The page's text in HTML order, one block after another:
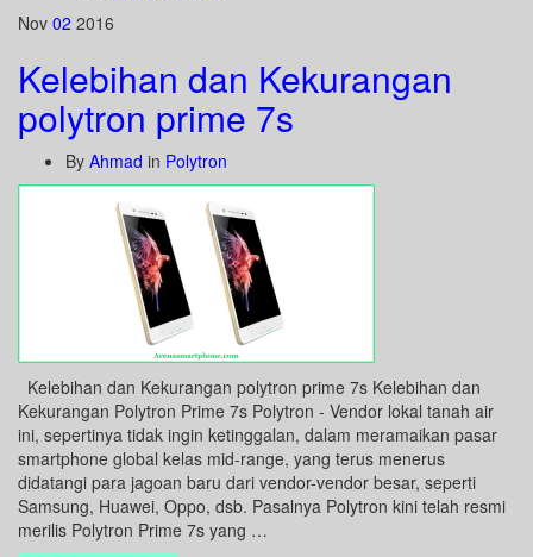
Nov 02 2016
Kelebihan dan Kekurangan
polytron prime 7s
By Ahmad in Polytron
Kelebihan dan Kekurangan polytron prime 7s Kelebihan dan
Kekurangan Polytron Prime 7s Polytron - Vendor lokal tanah air
ini, sepertinya tidak ingin ketinggalan, dalam meramaikan pasar
smartphone global kelas mid-range, yang terus menerus
didatangi para jagoan baru dari vendor-vendor besar, seperti
Samsung, Huawei, Oppo, dsb. Pasalnya Polytron kini telah resmi
merilis Polytron Prime 7s yang …